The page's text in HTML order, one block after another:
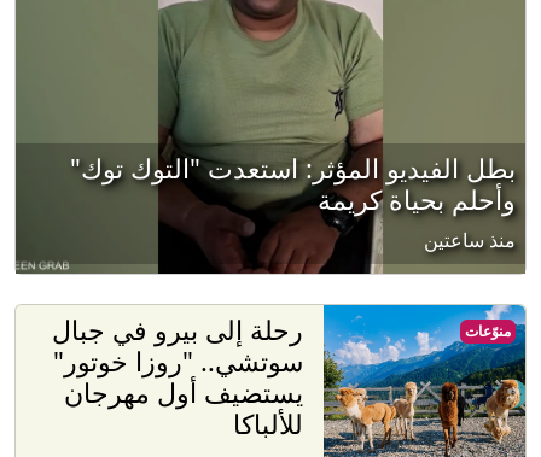
بطل الفيديو المؤثر: استعدت "التوك توك"
وأحلم بحياة كريمة
منذ ساعتين
رحلة إلى بيرو في جبال
سوتشي.. "روزا خوتور"
يستضيف أول مهرجان
للألباكا
منوّعات